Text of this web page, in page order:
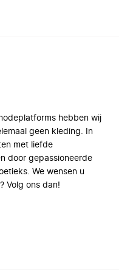
hebben wij
geen kleding. In
met liefde
door gepassioneerde
We wensen u
Volg ons dan!